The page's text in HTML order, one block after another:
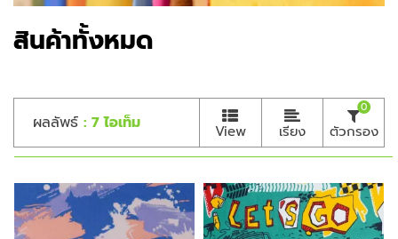
สินค้าทั้งหมด
ผลลัพธ์ : 7 ไอเท็ม View เรียง ตัวกรอง
0